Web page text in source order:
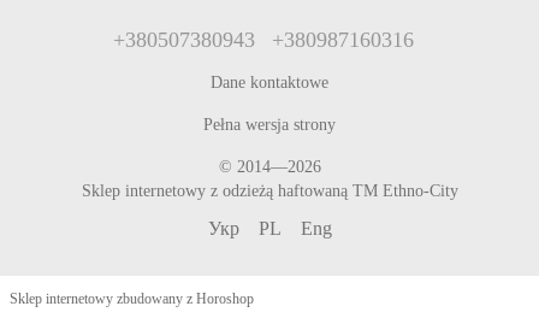
+380507380943 +380987160316
Dane kontaktowe
Pełna wersja strony
© 2014—2026
Sklep internetowy z odzieżą haftowaną TM Ethno-City
Укр PL Eng
Sklep internetowy zbudowany z Horoshop